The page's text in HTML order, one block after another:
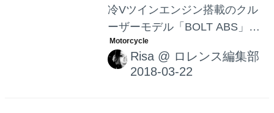
冷Vツインエンジン搭載のクル
ーザーモデル「BOLT ABS」お
よび「BOLT Rスペック ABS」
のカラーリングを変更し、
2018年4月20日より発売。！
Risa @ ロレンス編集部